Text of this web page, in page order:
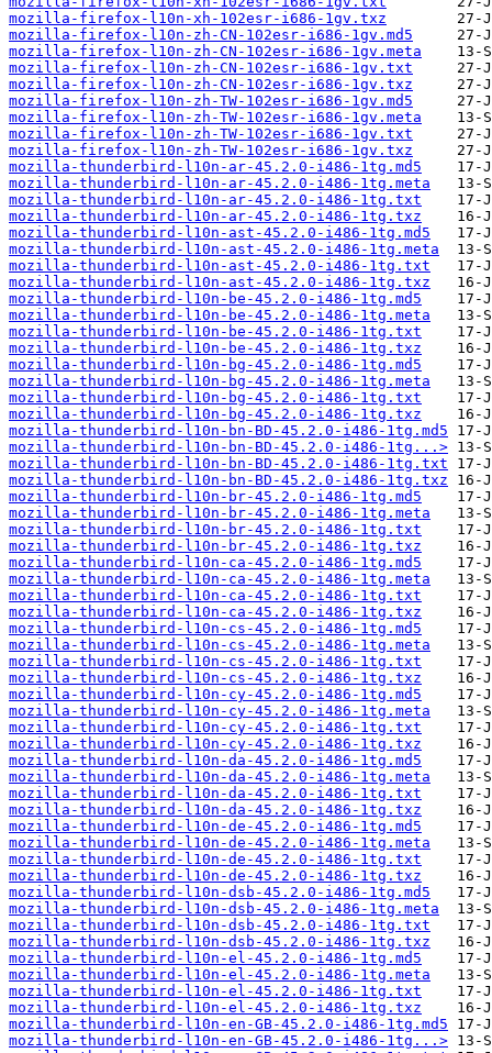
mozilla-firefox-l10n-xh-102esr-i686-1gv.txz
mozilla-firefox-l10n-zh-CN-102esr-i686-1gv.md5
mozilla-firefox-l10n-zh-CN-102esr-i686-1gv.meta
mozilla-firefox-l10n-zh-CN-102esr-i686-1gv.txt
mozilla-firefox-l10n-zh-CN-102esr-i686-1gv.txz
mozilla-firefox-l10n-zh-TW-102esr-i686-1gv.md5
mozilla-firefox-l10n-zh-TW-102esr-i686-1gv.meta
mozilla-firefox-l10n-zh-TW-102esr-i686-1gv.txt
mozilla-firefox-l10n-zh-TW-102esr-i686-1gv.txz
mozilla-thunderbird-l10n-ar-45.2.0-i486-1tg.md5
mozilla-thunderbird-l10n-ar-45.2.0-i486-1tg.meta
mozilla-thunderbird-l10n-ar-45.2.0-i486-1tg.txt
mozilla-thunderbird-l10n-ar-45.2.0-i486-1tg.txz
mozilla-thunderbird-l10n-ast-45.2.0-i486-1tg.md5
mozilla-thunderbird-l10n-ast-45.2.0-i486-1tg.meta
mozilla-thunderbird-l10n-ast-45.2.0-i486-1tg.txt
mozilla-thunderbird-l10n-ast-45.2.0-i486-1tg.txz
mozilla-thunderbird-l10n-be-45.2.0-i486-1tg.md5
mozilla-thunderbird-l10n-be-45.2.0-i486-1tg.meta
mozilla-thunderbird-l10n-be-45.2.0-i486-1tg.txt
mozilla-thunderbird-l10n-be-45.2.0-i486-1tg.txz
mozilla-thunderbird-l10n-bg-45.2.0-i486-1tg.md5
mozilla-thunderbird-l10n-bg-45.2.0-i486-1tg.meta
mozilla-thunderbird-l10n-bg-45.2.0-i486-1tg.txt
mozilla-thunderbird-l10n-bg-45.2.0-i486-1tg.txz
mozilla-thunderbird-l10n-bn-BD-45.2.0-i486-1tg.md5
mozilla-thunderbird-l10n-bn-BD-45.2.0-i486-1tg...>
mozilla-thunderbird-l10n-bn-BD-45.2.0-i486-1tg.txt
mozilla-thunderbird-l10n-bn-BD-45.2.0-i486-1tg.txz
mozilla-thunderbird-l10n-br-45.2.0-i486-1tg.md5
mozilla-thunderbird-l10n-br-45.2.0-i486-1tg.meta
mozilla-thunderbird-l10n-br-45.2.0-i486-1tg.txt
mozilla-thunderbird-l10n-br-45.2.0-i486-1tg.txz
mozilla-thunderbird-l10n-ca-45.2.0-i486-1tg.md5
mozilla-thunderbird-l10n-ca-45.2.0-i486-1tg.meta
mozilla-thunderbird-l10n-ca-45.2.0-i486-1tg.txt
mozilla-thunderbird-l10n-ca-45.2.0-i486-1tg.txz
mozilla-thunderbird-l10n-cs-45.2.0-i486-1tg.md5
mozilla-thunderbird-l10n-cs-45.2.0-i486-1tg.meta
mozilla-thunderbird-l10n-cs-45.2.0-i486-1tg.txt
mozilla-thunderbird-l10n-cs-45.2.0-i486-1tg.txz
mozilla-thunderbird-l10n-cy-45.2.0-i486-1tg.md5
mozilla-thunderbird-l10n-cy-45.2.0-i486-1tg.meta
mozilla-thunderbird-l10n-cy-45.2.0-i486-1tg.txt
mozilla-thunderbird-l10n-cy-45.2.0-i486-1tg.txz
mozilla-thunderbird-l10n-da-45.2.0-i486-1tg.md5
mozilla-thunderbird-l10n-da-45.2.0-i486-1tg.meta
mozilla-thunderbird-l10n-da-45.2.0-i486-1tg.txt
mozilla-thunderbird-l10n-da-45.2.0-i486-1tg.txz
mozilla-thunderbird-l10n-de-45.2.0-i486-1tg.md5
mozilla-thunderbird-l10n-de-45.2.0-i486-1tg.meta
mozilla-thunderbird-l10n-de-45.2.0-i486-1tg.txt
mozilla-thunderbird-l10n-de-45.2.0-i486-1tg.txz
mozilla-thunderbird-l10n-dsb-45.2.0-i486-1tg.md5
mozilla-thunderbird-l10n-dsb-45.2.0-i486-1tg.meta
mozilla-thunderbird-l10n-dsb-45.2.0-i486-1tg.txt
mozilla-thunderbird-l10n-dsb-45.2.0-i486-1tg.txz
mozilla-thunderbird-l10n-el-45.2.0-i486-1tg.md5
mozilla-thunderbird-l10n-el-45.2.0-i486-1tg.meta
mozilla-thunderbird-l10n-el-45.2.0-i486-1tg.txt
mozilla-thunderbird-l10n-el-45.2.0-i486-1tg.txz
mozilla-thunderbird-l10n-en-GB-45.2.0-i486-1tg.md5
mozilla-thunderbird-l10n-en-GB-45.2.0-i486-1tg...>